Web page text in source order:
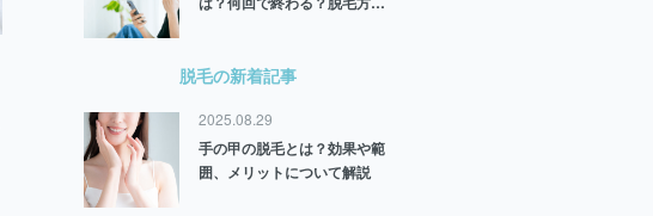
脱毛の新着記事
2025.08.29
手の甲の脱毛とは？効果や範
囲、メリットについて解説